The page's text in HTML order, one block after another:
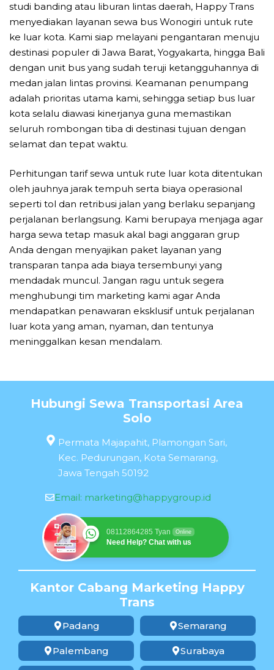
studi banding atau liburan lintas daerah, Happy Trans
menyediakan layanan sewa bus Wonogiri untuk rute
ke luar kota. Kami siap melayani pengantaran menuju
destinasi populer di Jawa Barat, Yogyakarta, hingga Bali
dengan unit bus yang sudah teruji ketangguhannya di
medan jalan lintas provinsi. Keamanan penumpang
adalah prioritas utama kami, sehingga setiap bus luar
kota selalu diawasi kinerjanya guna memastikan
seluruh rombongan tiba di destinasi tujuan dengan
selamat dan tepat waktu.
Perhitungan tarif sewa untuk rute luar kota ditentukan
oleh jauhnya jarak tempuh serta biaya operasional
seperti tol dan retribusi jalan yang berlaku sepanjang
perjalanan berlangsung. Kami berupaya menjaga agar
harga sewa tetap masuk akal bagi anggaran grup
Anda dengan menyajikan paket layanan yang
transparan tanpa ada biaya tersembunyi yang
mendadak muncul. Jangan ragu untuk segera
menghubungi tim marketing kami agar Anda
mendapatkan penawaran eksklusif untuk perjalanan
luar kota yang aman, nyaman, dan tentunya
meninggalkan kesan mendalam.
Hubungi Sewa Transportasi Area
Solo
Permata Majapahit, Plamongan Sari,
Kec. Pedurungan, Kota Semarang,
Jawa Tengah 50192
Email: marketing@happygroup.id
08112864285 Tyan Online
Need Help? Chat with us
Kantor Cabang Marketing Happy
Trans
Padang
Palembang
Semarang
Surabaya